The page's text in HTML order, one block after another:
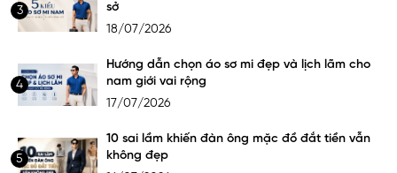
3
sở
18/07/2026
4
Hướng dẫn chọn áo sơ mi đẹp và lịch lãm cho
nam giới vai rộng
17/07/2026
5
10 sai lầm khiến đàn ông mặc đồ đắt tiền vẫn
không đẹp